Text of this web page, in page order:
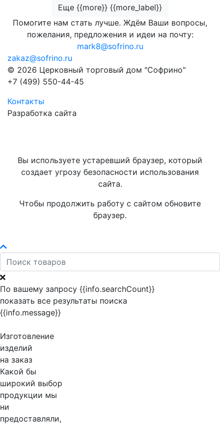
Еще {{more}} {{more_label}}
Помогите нам стать лучше. Ждём Ваши вопросы,
пожелания, предложения и идеи на почту:
mark8@sofrino.ru
zakaz@sofrino.ru
© 2026 Церковный торговый дом "Софрино"
+7 (499) 550-44-45
Контакты
Разработка сайта
Вы используете устаревший браузер, который
создает угрозу безопасности использования
сайта.
Чтобы продолжить работу с сайтом обновите
браузер.
По вашему запросу {{info.searchCount}}
показать все результаты поиска
{{info.message}}
Изготовление
изделий
на заказ
Какой бы
широкий выбор
продукции мы
ни
предоставляли,